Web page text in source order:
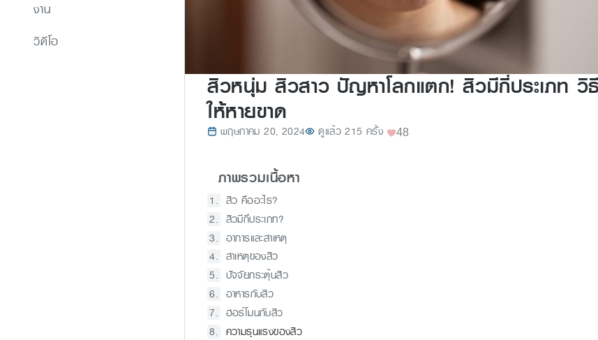
งาน
วิดีโอ
สิวหนุ่ม สิวสาว ปัญหาโลกแตก! สิวมีกี่ประเภท วิ
ให้หายขาด
พฤษภาคม 20, 2024 ดูแล้ว 215 ครั้ง 48
ภาพรวมเนื้อหา
สิว คืออะไร?
สิวมีกี่ประเภท?
อาการและสาเหตุ
สาเหตุของสิว
ปัจจัยกระตุ้นสิว
อาหารกับสิว
ฮอร์โมนกับสิว
ความรุนแรงของสิว